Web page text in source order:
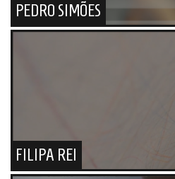
PEDRO SIMÕES
FILIPA REI